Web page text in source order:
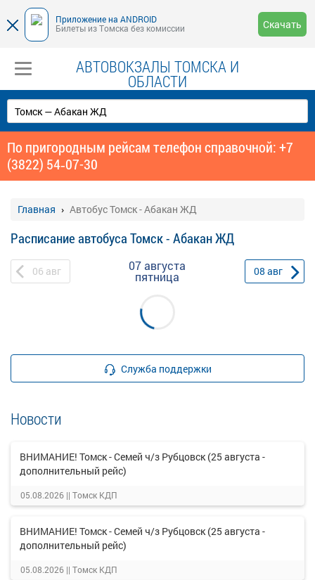
Приложение на ANDROID
Билеты из Томска без комиссии
Скачать
АВТОВОКЗАЛЫ ТОМСКА И
ОБЛАСТИ
По пригородным рейсам телефон справочной: +7
(3822) 54‑07-30
Главная Автобус Томск - Абакан ЖД
Расписание автобуса Томск - Абакан ЖД
06 авг 07 августа
пятница 08 авг
Служба поддержки
Новости
ВНИМАНИЕ! Томск - Семей ч/з Рубцовск (25 августа -
дополнительный рейс)
05.08.2026 || Томск КДП
ВНИМАНИЕ! Томск - Семей ч/з Рубцовск (25 августа -
дополнительный рейс)
05.08.2026 || Томск КДП